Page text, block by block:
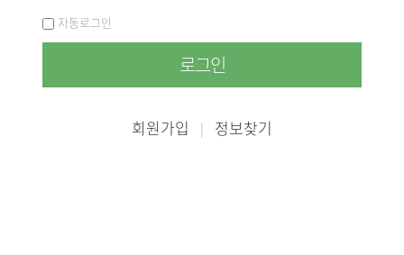
자동로그인
로그인
회원가입 | 정보찾기